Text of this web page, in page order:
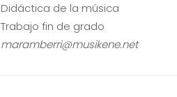
Didáctica de la música
Trabajo fin de grado
maramberri@musikene.net